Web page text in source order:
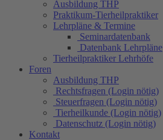
Ausbildung THP
Praktikum-Tierheilpraktiker
Lehrpläne & Termine
Seminardatenbank
Datenbank Lehrpläne
Tierheilpraktiker Lehrhöfe
Foren
Ausbildung THP
Rechtsfragen (Login nötig)
Steuerfragen (Login nötig)
Tierheilkunde (Login nötig)
Datenschutz (Login nötig)
Kontakt